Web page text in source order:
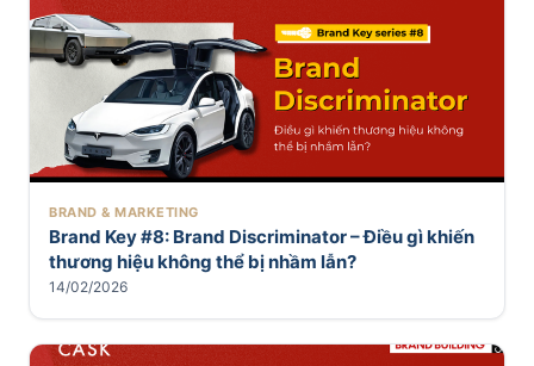
BRAND & MARKETING
Brand Key #8: Brand Discriminator – Điều gì khiến
thương hiệu không thể bị nhầm lẫn?
14/02/2026